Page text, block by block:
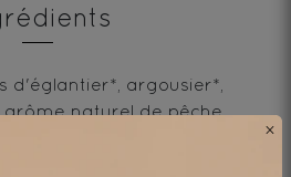
d'églantier*, argousier*,
arôme naturel de pêche
×